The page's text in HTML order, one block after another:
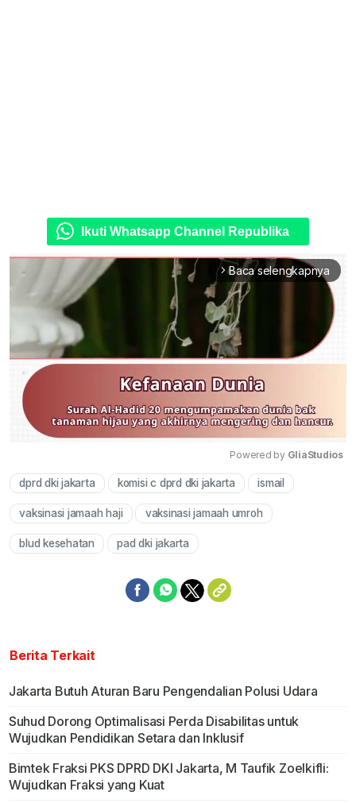
Ikuti Whatsapp Channel Republika
arrow_forward_ios Baca selengkapnya
Mute
Powered by GliaStudios
dprd dki jakarta komisi c dprd dki jakarta ismail
vaksinasi jamaah haji vaksinasi jamaah umroh
blud kesehatan pad dki jakarta
Berita Terkait
Jakarta Butuh Aturan Baru Pengendalian Polusi Udara
Suhud Dorong Optimalisasi Perda Disabilitas untuk
Wujudkan Pendidikan Setara dan Inklusif
Bimtek Fraksi PKS DPRD DKI Jakarta, M Taufik Zoelkifli:
Wujudkan Fraksi yang Kuat